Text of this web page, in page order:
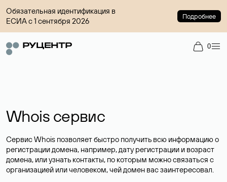
Обязательная идентификация в
ЕСИА с 1 сентября 2026
Подробнее
0
Whois сервис
Сервис Whois позволяет быстро получить всю информацию о
регистрации домена, например, дату регистрации и возраст
домена, или узнать контакты, по которым можно связаться с
организацией или человеком, чей домен вас заинтересовал.